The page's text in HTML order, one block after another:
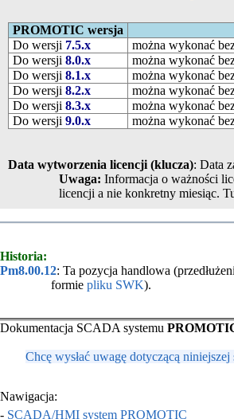
PROMOTIC wersja
Do wersji 7.5.x można wykonać
Do wersji 8.0.x można wykonać
Do wersji 8.1.x można wykonać
Do wersji 8.2.x można wykonać
Do wersji 8.3.x można wykonać
Do wersji 9.0.x można wykonać
Data wytworzenia licencji (klucza): Data
Uwaga: Informacja o ważności
licencji a nie konkretny miesiąc.
Historia:
Pm8.00.12: Ta pozycja handlowa
formie pliku SWK).
Dokumentacja SCADA systemu
Chcę wysłać uwagę dotyczącą niniejszej
Nawigacja:
- SCADA/HMI system PROMOTIC